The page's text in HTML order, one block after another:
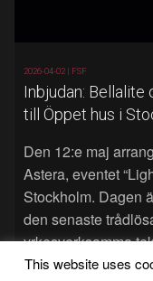
2026-04-02 | FSF
Inbjudan: Bellalite
till Öppet hus i
Den 12:e maj
Astera, eventet
Stockholm. Dagen
den senaste
yrkesverksamma
Läs mer…
This website uses